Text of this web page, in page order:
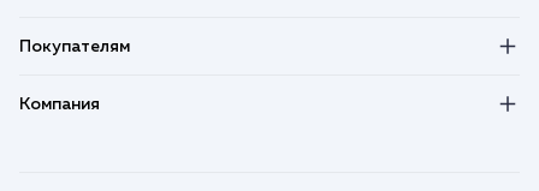
Покупателям
Компания